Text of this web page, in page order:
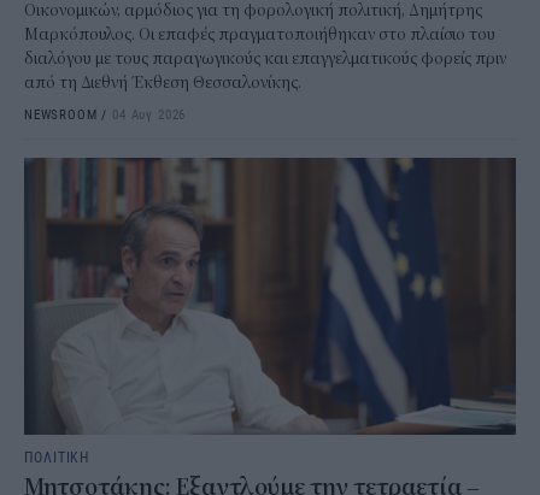
Οικονομικών, αρμόδιος για τη φορολογική πολιτική, Δημήτρης
Μαρκόπουλος. Οι επαφές πραγματοποιήθηκαν στο πλαίσιο του
διαλόγου με τους παραγωγικούς και επαγγελματικούς φορείς πριν
από τη Διεθνή Έκθεση Θεσσαλονίκης.
NEWSROOM / 04 Αυγ 2026
ΠΟΛΙΤΙΚΗ
Μητσοτάκης: Εξαντλούμε την τετραετία –